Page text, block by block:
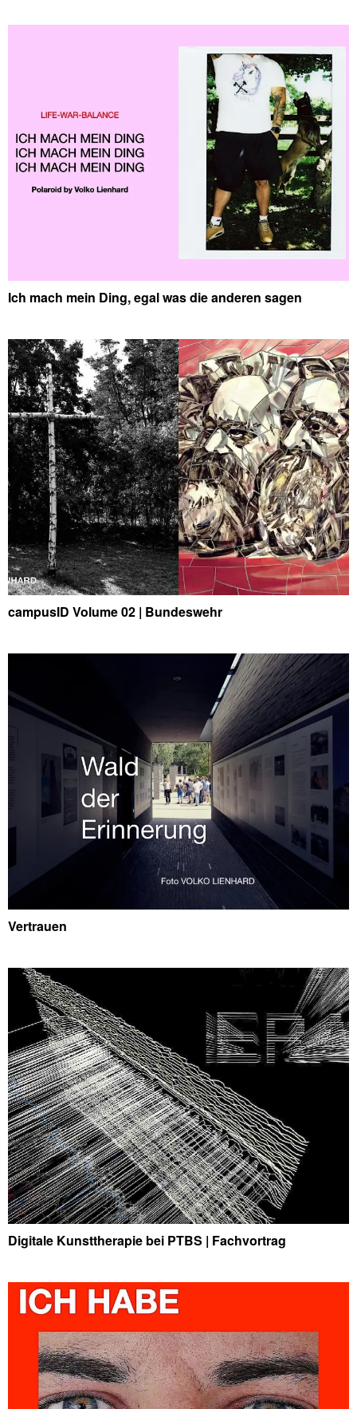
Ich mach mein Ding, egal was die anderen sagen
campusID Volume 02 | Bundeswehr
Vertrauen
Digitale Kunsttherapie bei PTBS | Fachvortrag